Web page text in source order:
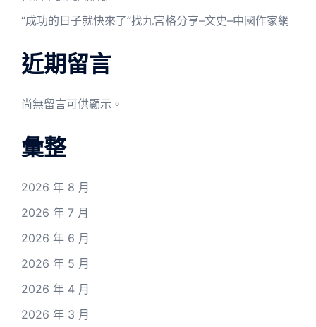
“成功的日子就快來了”找九宮格分享–文史–中國作家網
近期留言
尚無留言可供顯示。
彙整
2026 年 8 月
2026 年 7 月
2026 年 6 月
2026 年 5 月
2026 年 4 月
2026 年 3 月